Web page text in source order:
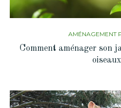
AMÉNAGEMENT
Comment aménager son